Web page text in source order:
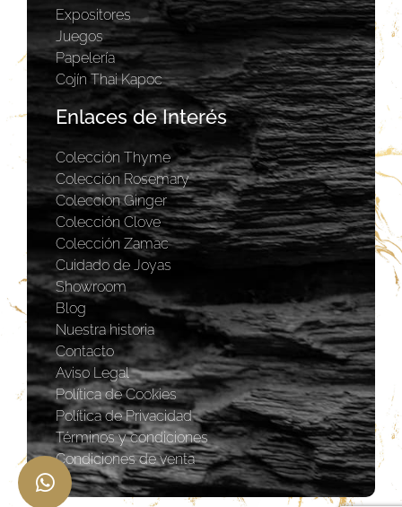
Expositores
Juegos
Papelería
Cojín Thai Kapoc
Enlaces de Interés
Colección Thyme
Colección Rosemary
Coleccion Ginger
Colección Clove
Colección Zamac
Cuidado de Joyas
Showroom
Blog
Nuestra historia
Contacto
Aviso Legal
Política de Cookies
Política de Privacidad
Términos y condiciones
Condiciones de venta